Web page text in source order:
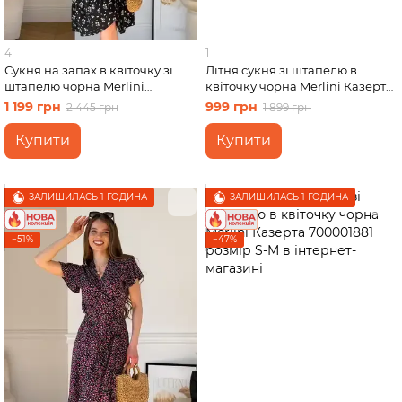
4
Сукня на запах в квіточку зі
штапелю чорна Merlini
Віченца 700002206 розмір
2XL-3XL
1 199 грн 2 445 грн
Купити
1
Літня сукня зі штапелю в
квіточку чорна Merlini Казерта
700001881 розмір 4XL-5XL
999 грн 1 899 грн
Купити
ЗАЛИШИЛАСЬ 1 ГОДИНА
−51%
ЗАЛИШИЛАСЬ 1 ГОДИНА
−47%